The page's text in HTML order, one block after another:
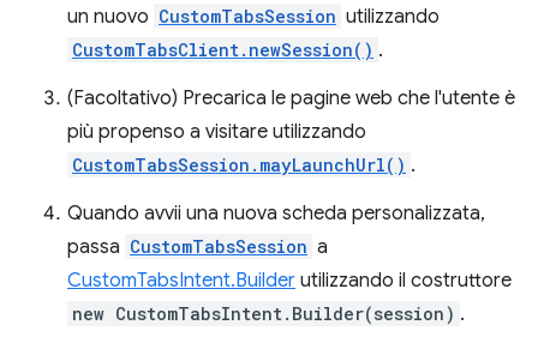
un nuovo CustomTabsSession utilizzando
CustomTabsClient.newSession() .
(Facoltativo) Precarica le pagine web che l'utente è
più propenso a visitare utilizzando
CustomTabsSession.mayLaunchUrl() .
Quando avvii una nuova scheda personalizzata,
passa CustomTabsSession a
CustomTabsIntent.Builder utilizzando il costruttore
new CustomTabsIntent.Builder(session) .